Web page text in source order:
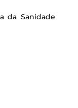
da Sanidade